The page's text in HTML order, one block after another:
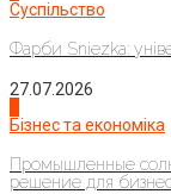
Суспільство
Фарби Sniezka:
27.07.2026
Бізнес та економіка
Промышленные
решение для